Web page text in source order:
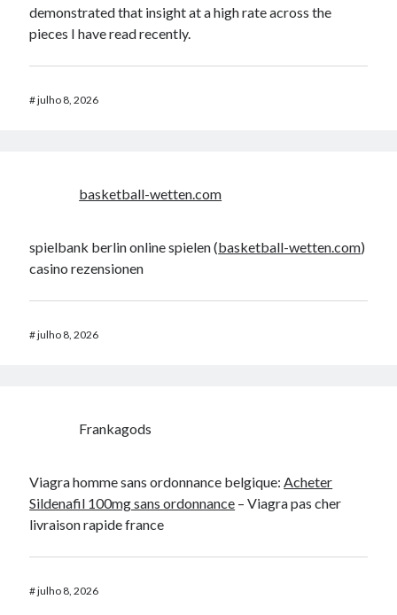
demonstrated that insight at a high rate across the
pieces I have read recently.
#julho 8, 2026
basketball-wetten.com
spielbank berlin online spielen (basketball-wetten.com)
casino rezensionen
#julho 8, 2026
Frankagods
Viagra homme sans ordonnance belgique:Acheter
Sildenafil 100mg sans ordonnance – Viagra pas cher
livraison rapide france
#julho 8, 2026